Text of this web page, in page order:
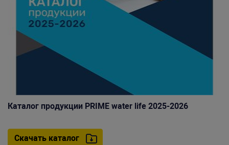
Каталог продукции PRIME water life 2025-2026
Скачать каталог